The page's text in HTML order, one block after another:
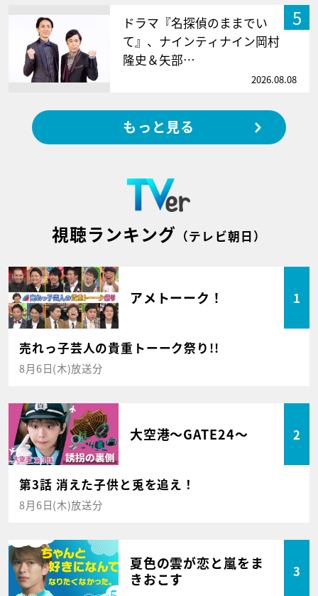
5
ドラマ『名探偵のままでい
て』、ナインティナイン岡村
隆史＆矢部…
2026.08.08
もっと見る
視聴ランキング （テレビ朝日）
アメトーーク！ 1
売れっ子芸人の貴重トーーク祭り!!
8月6日(木)放送分
大空港～GATE24～ 2
第3話 消えた子供と兎を追え！
8月6日(木)放送分
夏色の雲が恋と嵐をま
きおこす
3